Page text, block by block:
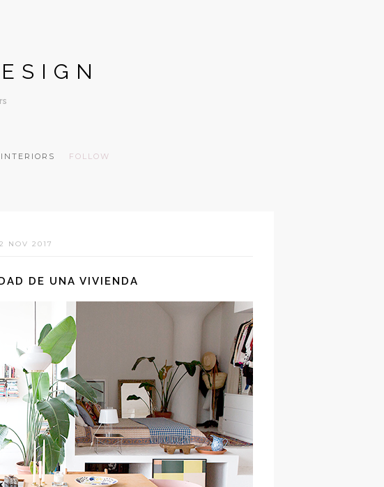
INTERIORS FOLLOW
NOV 2017
DE UNA VIVIENDA